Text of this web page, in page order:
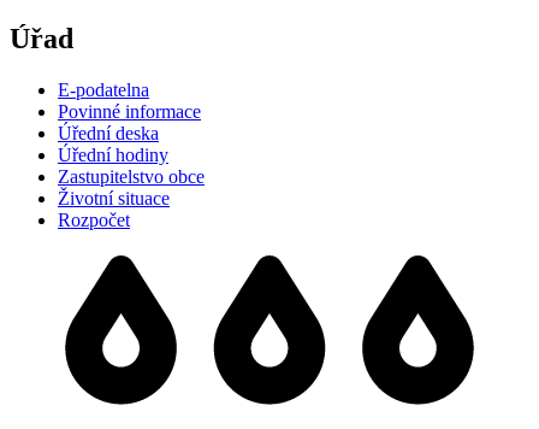
Úřad
E-podatelna
Povinné informace
Úřední deska
Úřední hodiny
Zastupitelstvo obce
Životní situace
Rozpočet